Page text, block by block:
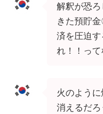
解釈が恐
きた預貯
済を圧迫
れ！！って
火のよう
消えるだろ